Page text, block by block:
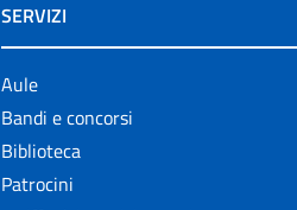
SERVIZI
Aule
Bandi e concorsi
Biblioteca
Patrocini